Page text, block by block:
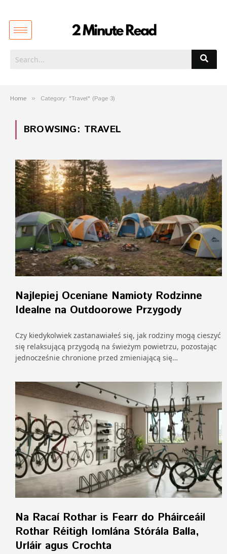
Home » Category: "Travel" (Page 3)
BROWSING: TRAVEL
Najlepiej Oceniane Namioty Rodzinne
Idealne na Outdoorowe Przygody
Czy kiedykolwiek zastanawiałeś się, jak rodziny mogą cieszyć
się relaksującą przygodą na świeżym powietrzu, pozostając
jednocześnie chronione przed zmieniającą się…
Na Racaí Rothar is Fearr do Pháirceáil
Rothar Réitigh Iomlána Stórála Balla,
Urláir agus Crochta